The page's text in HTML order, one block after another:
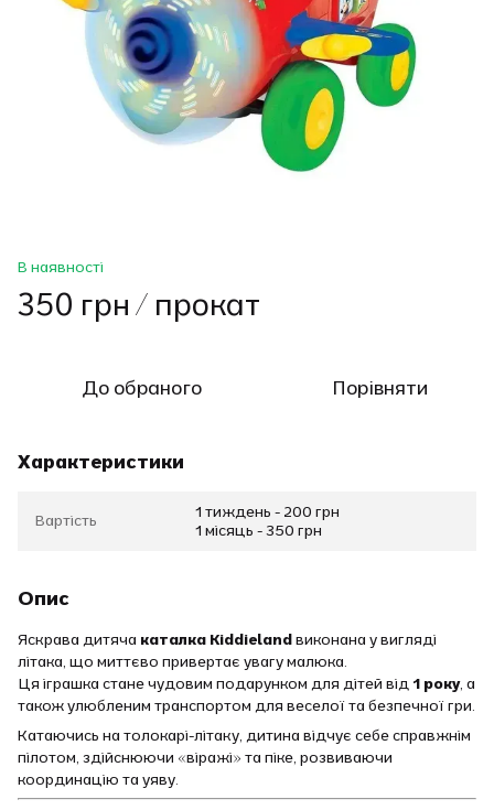
В наявності
350 грн / прокат
До обраного Порівняти
Характеристики
Вартість
1 тиждень - 200 грн
1 місяць - 350 грн
Опис
Яскрава дитяча каталка Kiddielandвиконана у вигляді
літака, що миттєво привертає увагу малюка.
Ця іграшка стане чудовим подарунком для дітей від 1 року, а
також улюбленим транспортом для веселої та безпечної гри.
Катаючись на толокарі-літаку, дитина відчує себе справжнім
пілотом, здійснюючи «віражі» та піке, розвиваючи
координацію та уяву.